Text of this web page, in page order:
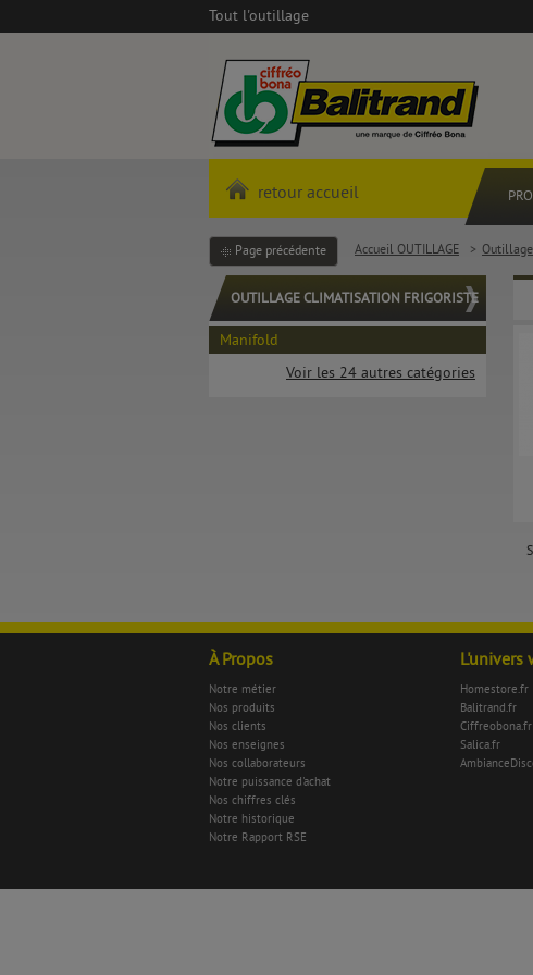
Tout l'outillage
retour accueil
Page précédente Accueil OUTILLAGE >
OUTILLAGE CLIMATISATION FRIGORISTE
Manifold
Voir les 24 autres catégories
À Propos
Notre métier
Nos produits
Nos clients
Nos enseignes
Nos collaborateurs
Notre puissance d'achat
Nos chiffres clés
Notre historique
Notre Rapport RSE
L'univers
Homestore.fr
Balitrand.fr
Ciffreobona.fr
Salica.fr